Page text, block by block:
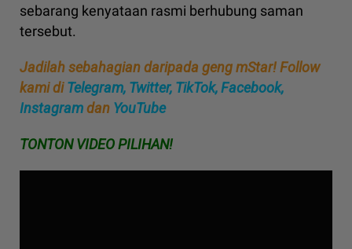
sebarang kenyataan rasmi berhubung saman
tersebut.
Jadilah sebahagian daripada geng mStar! Follow
kami diTelegram, Twitter, TikTok,Facebook,
Instagramdan YouTube
TONTON VIDEO PILIHAN!